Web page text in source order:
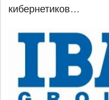
кибернетиков…